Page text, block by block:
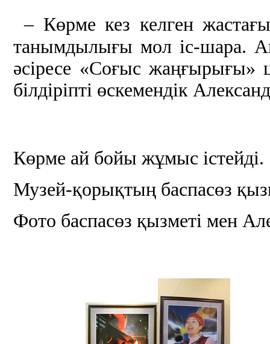
– Көрме кез келген
танымдылығы мол іс-шара.
әсіресе «Соғыс жаңғырығы»
білдіріпті өскемендік
Көрме ай бойы жұмыс істейді.
Музей-қорықтың баспасөз
Фото баспасөз қызметі мен